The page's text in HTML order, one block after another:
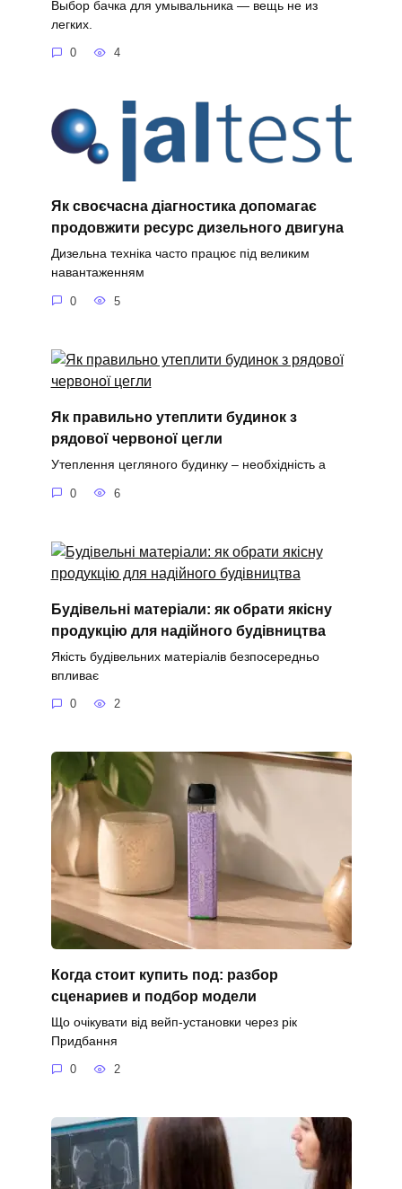
Выбор бачка для умывальника — вещь не из
легких.
0 4
Як своєчасна діагностика допомагає
продовжити ресурс дизельного двигуна
Дизельна техніка часто працює під великим
навантаженням
0 5
Як правильно утеплити будинок з
рядової червоної цегли
Утеплення цегляного будинку – необхідність а
0 6
Будівельні матеріали: як обрати якісну
продукцію для надійного будівництва
Якість будівельних матеріалів безпосередньо
впливає
0 2
Когда стоит купить под: разбор
сценариев и подбор модели
Що очікувати від вейп-установки через рік
Придбання
0 2